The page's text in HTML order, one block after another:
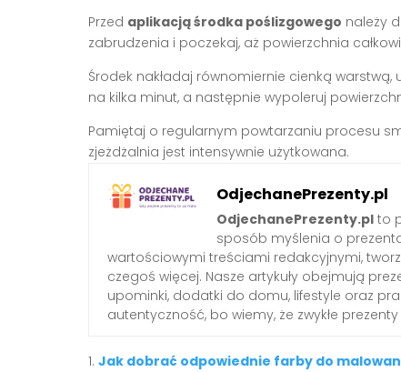
Przed aplikacją środka poślizgowego należy
zabrudzenia i poczekaj, aż powierzchnia
Środek nakładaj równomiernie cienką
na kilka minut, a następnie wypoleruj
Pamiętaj o regularnym powtarzaniu procesu
zjeżdżalnia jest intensywnie użytkowana.
OdjechanePrezenty.pl
OdjechanePrezenty.pl to
sposób myślenia o
wartościowymi treściami redakcyjnymi,
czegoś więcej. Nasze artykuły obejmują
upominki, dodatki do domu, lifestyle oraz
autentyczność, bo wiemy, że zwykłe
Jak dobrać odpowiednie farby do